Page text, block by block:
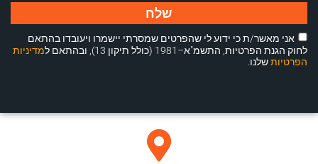
אני מאשר/ת כי ידוע לי שהפרטים שמסרתי יישמרו ויעובדו בהתאם
לחוק הגנת הפרטיות, התשמ"א–1981 (כולל תיקון 13), ובהתאם ל
מדיניות
הפרטיותשלנו.
שלח